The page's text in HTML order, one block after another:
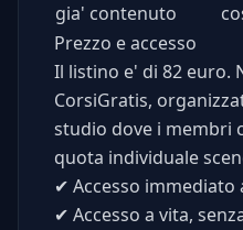
gia' contenuto
Prezzo e accesso
Il listino e' di 82 euro.
CorsiGratis,
studio dove i membri
quota individuale
✔ Accesso immediato
✔ Accesso a vita,